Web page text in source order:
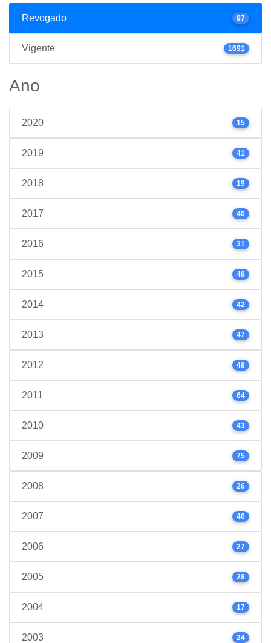
Revogado 97
Vigente 1691
Ano
2020 15
2019 41
2018 19
2017 40
2016 31
2015 48
2014 42
2013 47
2012 48
2011 64
2010 43
2009 75
2008 26
2007 40
2006 27
2005 28
2004 17
2003 24